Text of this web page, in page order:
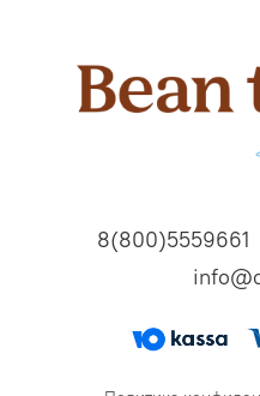
8(800)5559661